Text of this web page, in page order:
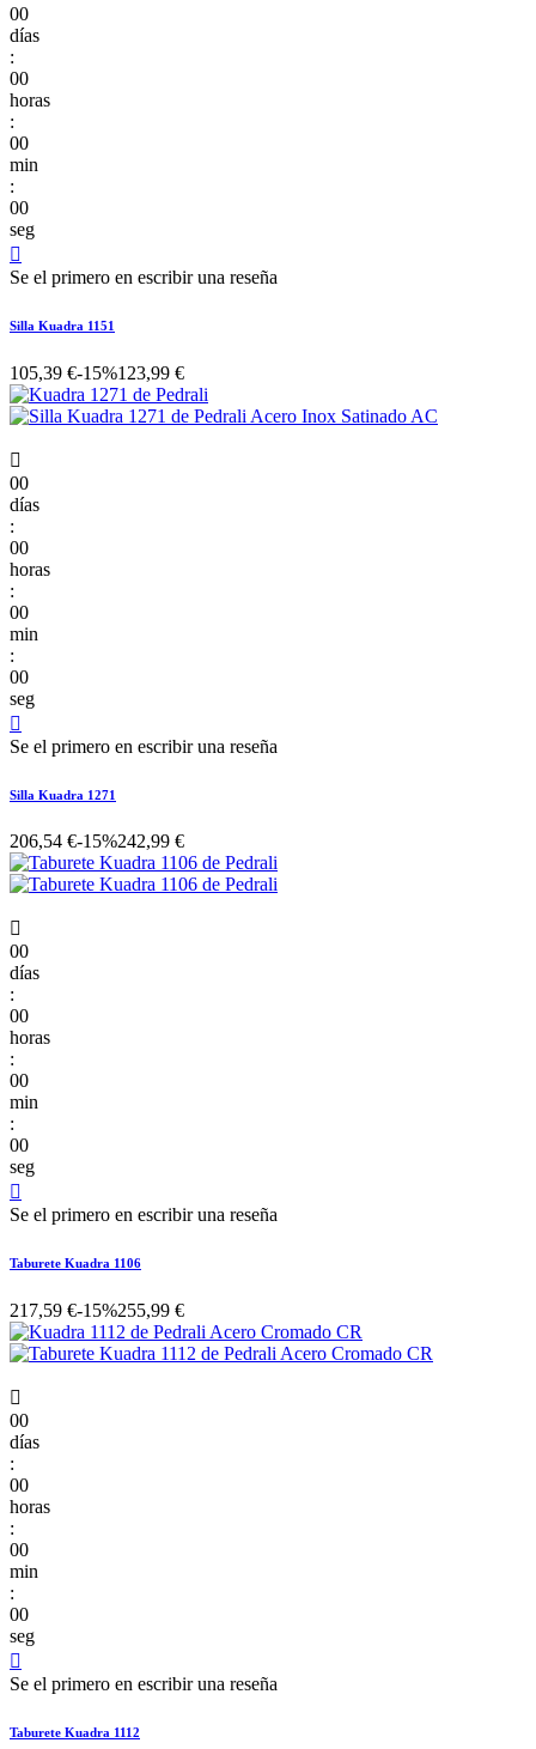
00
días
:
00
horas
:
00
min
:
00
seg

Se el primero en escribir una reseña
Silla Kuadra 1151
105,39 €-15%123,99 €

00
días
:
00
horas
:
00
min
:
00
seg

Se el primero en escribir una reseña
Silla Kuadra 1271
206,54 €-15%242,99 €

00
días
:
00
horas
:
00
min
:
00
seg

Se el primero en escribir una reseña
Taburete Kuadra 1106
217,59 €-15%255,99 €

00
días
:
00
horas
:
00
min
:
00
seg

Se el primero en escribir una reseña
Taburete Kuadra 1112